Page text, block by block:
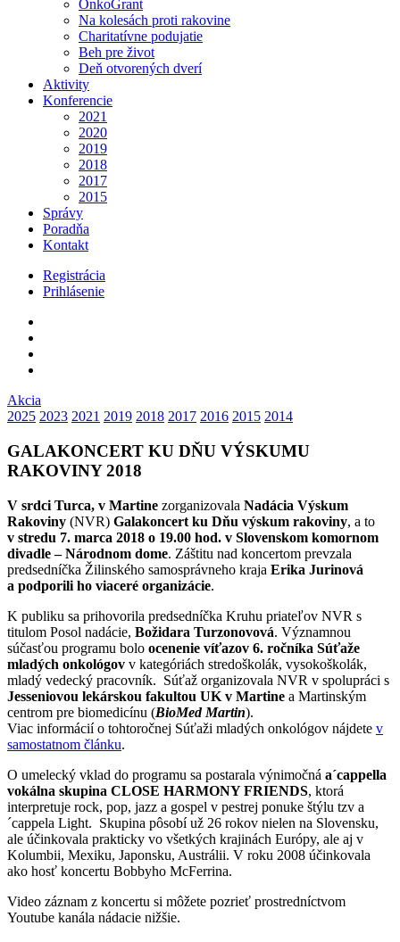
OnkoGrant
Na kolesách proti rakovine
Charitatívne podujatie
Beh pre život
Deň otvorených dverí
Aktivity
Konferencie
2021
2020
2019
2018
2017
2015
Správy
Poradňa
Kontakt
Registrácia
Prihlásenie
Akcia
2025 2023 2021 2019 2018 2017 2016 2015 2014
GALAKONCERT KU DŇU VÝSKUMU
RAKOVINY 2018
V srdci Turca, v Martine zorganizovala Nadácia Výskum
Rakoviny (NVR) Galakoncert ku Dňu výskum rakoviny, a to
v stredu 7. marca 2018 o 19.00 hod. v Slovenskom komornom
divadle – Národnom dome. Záštitu nad koncertom prevzala
predsedníčka Žilinského samosprávneho kraja Erika Jurinová
a podporili ho viaceré organizácie.
K publiku sa prihovorila predsedníčka Kruhu priateľov NVR s
titulom Posol nadácie, Božidara Turzonovová. Významnou
súčasťou programu bolo ocenenie víťazov 6. ročníka Súťaže
mladých onkológov v kategóriách stredoškolák, vysokoškolák,
mladý vedecký pracovník. Súťaž organizovala NVR v spolupráci s
Jesseniovou lekárskou fakultou UK v Martine a Martinským
centrom pre biomedicínu (BioMed Martin).
Viac informácií o tohtoročnej Súťaži mladých onkológov nájdete v
samostatnom článku.
O umelecký vklad do programu sa postarala výnimočná a´cappella
vokálna skupina CLOSE HARMONY FRIENDS, ktorá
interpretuje rock, pop, jazz a gospel v pestrej ponuke štýlu tzv a
´cappela Light. Skupina pôsobí už 26 rokov nielen na Slovensku,
ale účinkovala prakticky vo všetkých krajinách Európy, ale aj v
Kolumbii, Mexiku, Japonsku, Austrálii. V roku 2008 účinkovala
ako hosť koncertu Bobbyho McFerrina.
Video záznam z koncertu si môžete pozrieť prostredníctvom
Youtube kanála nádacie nižšie.